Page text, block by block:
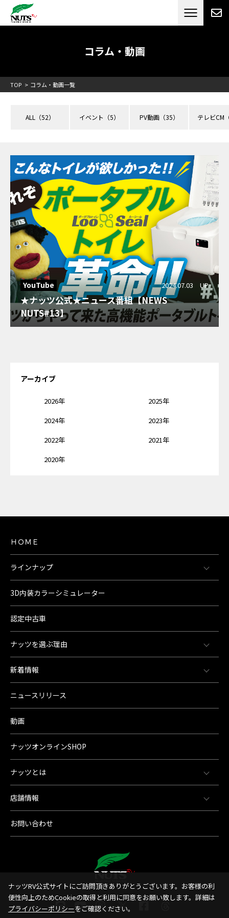
日本最大級のキャンピングカーメーカー
RV[テレビCM放送]
コラム・動画
TOP コラム・動画一覧
ALL （52） イベント （5） PV動画（35） テレビCM
YouTube 2024.07.03 UP
★ナッツ公式★ニュース番組【NEWS
NUTS#13】
アーカイブ
2026年
2025年
2024年
2023年
2022年
2021年
2020年
ＨＯＭＥ
ラインナップ
3D内装カラーシミュレーター
認定中古車
ナッツを選ぶ理由
新着情報
ニュースリリース
動画
ナッツオンラインSHOP
ナッツとは
店舗情報
お問い合わせ
ナッツRV公式サイトにご訪問頂きありがとうございます。お客様の利
便性向上のためCookieの取得と利用に同意をお願い致します。詳細は
プライバシーポリシーをご確認ください。